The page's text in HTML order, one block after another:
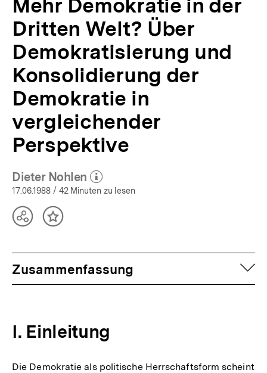
26/1988
bpb.de
Mehr Demokratie in der
Dritten Welt? Über
Demokratisierung und
Konsolidierung der
Demokratie in
vergleichender
Perspektive
Dieter Nohlen
(Mehr zum Autor)
öffnen
17.06.1988 / 42 Minuten zu lesen
TeilenInhalt
Zusammenfassung
I. Einleitung
Die Demokratie als politische Herrschaftsform scheint